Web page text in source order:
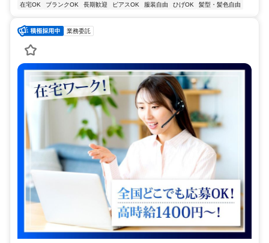
在宅OK
ブランクOK 長期歓迎 ピアスOK 服装自由 ひげOK 髪型・髪色自由
業務委託